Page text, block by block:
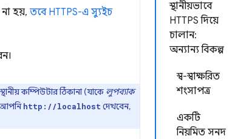
স্থানীয়ভাবে
HTTPS দিয়ে
চালান:
অন্যান্য বিকল্প
স্ব-স্বাক্ষরিত
শংসাপত্র
একটি
নিয়মিত সনদ
হয়, তবে HTTPS-এ স্যুইচ
কম্পিউটার ঠিকানা (যাকে লুপব্যাক
আপনিhttp://localhost দেখবেন,